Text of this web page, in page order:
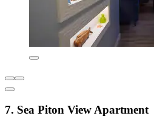
7. Sea Piton View Apartment